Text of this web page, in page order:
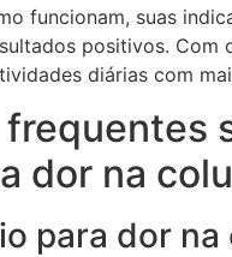
funcionam, suas
positivos.
diárias com
frequentes
dor na
para dor na